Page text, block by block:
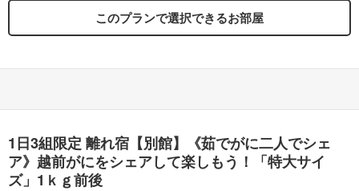
このプランで選択できるお部屋
1日3組限定 離れ宿【別館】《茹でがに二人でシェ
ア》越前がにをシェアして楽しもう！「特大サイ
ズ」1ｋｇ前後